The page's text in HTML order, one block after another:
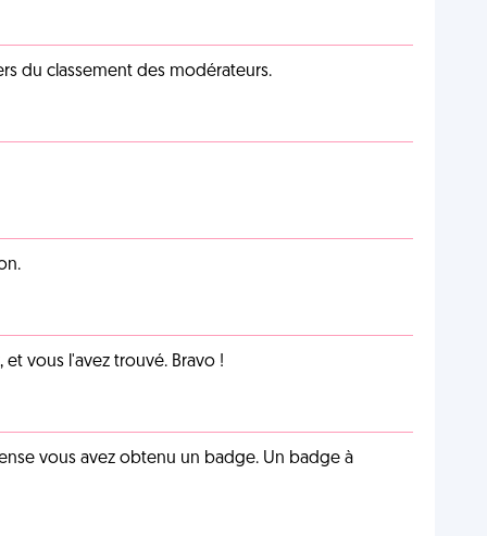
du classement des modérateurs.
vous l'avez trouvé. Bravo !
vous avez obtenu un badge. Un badge à